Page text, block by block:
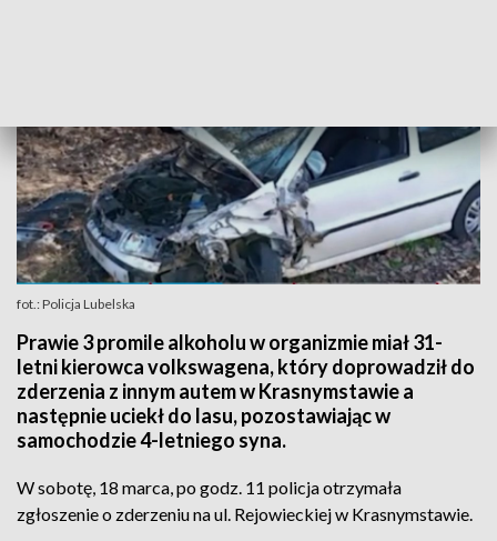
fot.: Policja Lubelska
Prawie 3 promile alkoholu w organizmie miał 31-
letni kierowca volkswagena, który doprowadził do
zderzenia z innym autem w Krasnymstawie a
następnie uciekł do lasu, pozostawiając w
samochodzie 4-letniego syna.
W sobotę, 18 marca, po godz. 11 policja otrzymała
zgłoszenie o zderzeniu na ul. Rejowieckiej w Krasnymstawie.